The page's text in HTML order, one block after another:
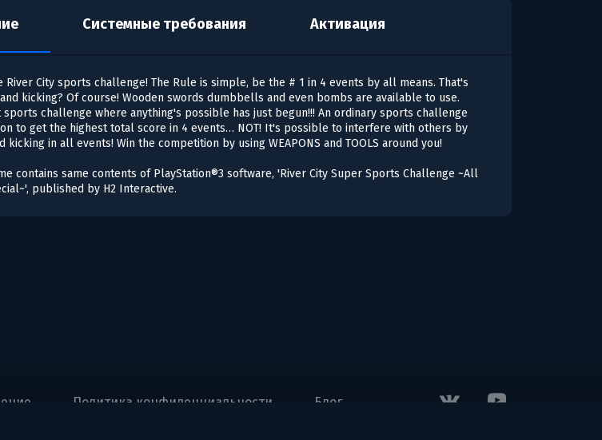
Системные требования Активация
River City sports challenge! The Rule is simple, be the # 1 in 4 events by all means. That's
kicking? Of course! Wooden swords dumbbells and even bombs are available to use.
sports challenge where anything's possible has just begun!!! An ordinary sports challenge
to get the highest total score in 4 events… NOT! It's possible to interfere with others by
kicking in all events! Win the competition by using WEAPONS and TOOLS around you!
contains same contents of PlayStation®3 software, 'River City Super Sports Challenge ~All
published by H2 Interactive.
Политика конфиденциальности Блог